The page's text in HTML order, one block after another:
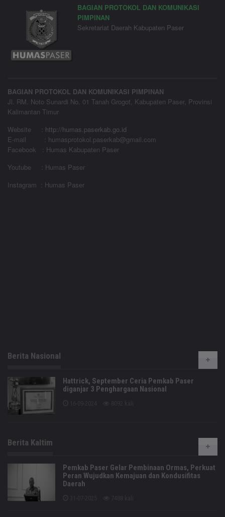
BAGIAN PROTOKOL DAN KOMUNIKASI
PIMPINAN
Sekretariat Daerah Kabupaten Paser
BAGIAN PROTOKOL DAN KOMUNIKASI PIMPINAN
Jl. RM. Noto Sunardi No. 01 Tanah Grogot, Kabupaten Paser, Provinsi
Kalimantan Timur
Website
: http://humas.paserkab.go.id
E-mail : humasprotokol.paserkab@gmail.com
Facebook : Humas Kabupaten Paser
Youtube : Humas Paser
Instagram : Humas Paser
Berita Nasional
Hattrick, September Ceria Pemkab Paser
diganjar 3 Penghargaan Nasional
Berita Kaltim
Pemkab Paser Gelar Pembinaan Ormas, Perkuat
Peran Wujudkan Kemajuan dan Kondusifitas
Daerah